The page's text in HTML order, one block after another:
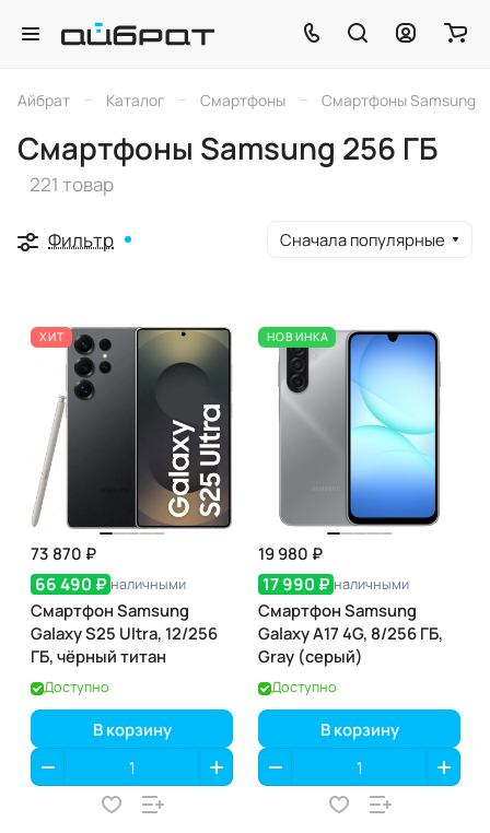
Айбрат – Каталог – Смартфоны – Смартфоны Samsung
Смартфоны Samsung 256 ГБ
221 товар
Фильтр Сначала популярные
ХИТ
73 870 ₽
66 490 ₽ наличными
Смартфон Samsung
Galaxy S25 Ultra, 12/256
ГБ, чёрный титан
Доступно
В корзину
НОВИНКА
19 980 ₽
17 990 ₽ наличными
Смартфон Samsung
Galaxy A17 4G, 8/256 ГБ,
Gray (серый)
Доступно
В корзину